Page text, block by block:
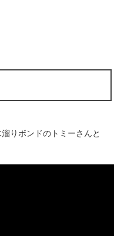
りボンドのトミーさんと